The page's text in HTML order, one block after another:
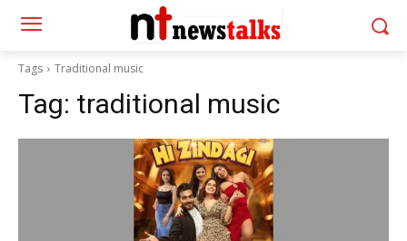
Tags Traditional music
Tag: traditional music